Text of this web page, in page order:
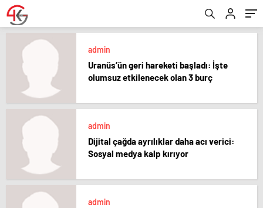
admin
Uranüs’ün geri hareketi başladı: İşte
olumsuz etkilenecek olan 3 burç
admin
Dijital çağda ayrılıklar daha acı verici:
Sosyal medya kalp kırıyor
admin